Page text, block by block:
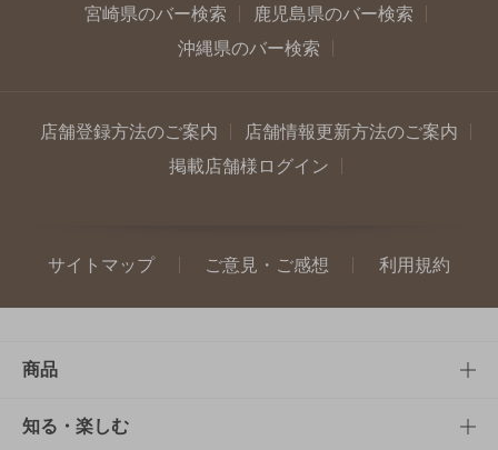
宮崎県のバー検索
鹿児島県のバー検索
沖縄県のバー検索
店舗登録方法のご案内
店舗情報更新方法のご案内
掲載店舗様ログイン
サイトマップ ご意見・ご感想 利用規約
商品
商品TOP
知る・楽しむ